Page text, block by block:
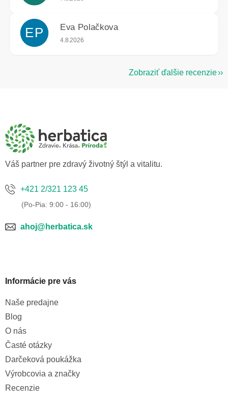
EP Eva Polačkova
Hodnotenie obchodu je 5 z 5 hviezdičiek.
4.8.2026
Zobraziť ďalšie recenzie
Váš partner pre zdravý životný štýl a vitalitu.
+421 2/321 123 45
ahoj@herbatica.sk
Informácie pre vás
Naše predajne
Blog
O nás
Časté otázky
Darčeková poukážka
Výrobcovia a značky
Recenzie